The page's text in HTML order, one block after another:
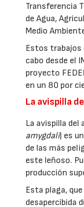
Transferencia
de Agua,
Medio
Estos trabajos
cabo desde el
proyecto
en un 80 por
La avispilla
La avispilla del
amygdali) es
de las más
este leñoso.
producción
Esta plaga,
desapercibida